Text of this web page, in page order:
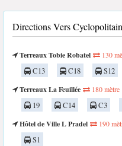
Directions Vers
Terreaux Tobie Robatel 130
C13 C18 S12
Terreaux La Feuillée
180 mètre
19 C14 C3
Hôtel de Ville L Pradel
190
S1